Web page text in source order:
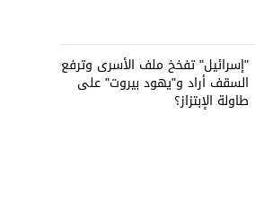
"إسرائيل" تفخخ ملف الأسرى وترفع
السقف أراد و"يهود بيروت" على
طاولة الإبتزاز؟